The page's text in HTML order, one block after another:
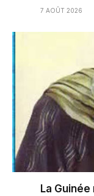
7 AOÛT 2026
La